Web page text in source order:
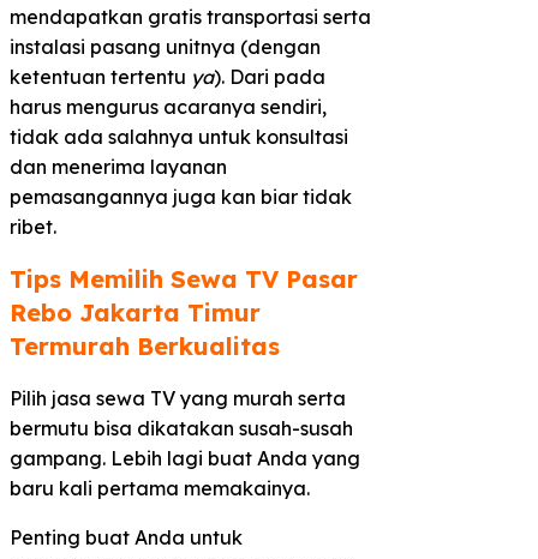
mendapatkan gratis transportasi serta
instalasi pasang unitnya (dengan
ketentuan tertentu ya). Dari pada
harus mengurus acaranya sendiri,
tidak ada salahnya untuk konsultasi
dan menerima layanan
pemasangannya juga kan biar tidak
ribet.
Tips Memilih Sewa TV Pasar
Rebo Jakarta Timur
Termurah Berkualitas​
Pilih jasa sewa TV yang murah serta
bermutu bisa dikatakan susah-susah
gampang. Lebih lagi buat Anda yang
baru kali pertama memakainya.
Penting buat Anda untuk